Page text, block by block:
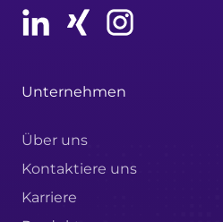
Unternehmen
Über uns
Kontaktiere uns
Karriere